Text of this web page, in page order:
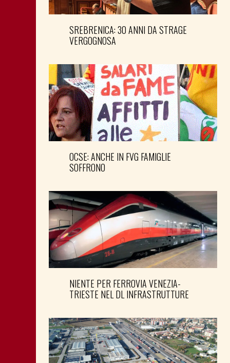
SREBRENICA: 30 ANNI DA STRAGE
VERGOGNOSA
OCSE: ANCHE IN FVG FAMIGLIE
SOFFRONO
NIENTE PER FERROVIA VENEZIA-
TRIESTE NEL DL INFRASTRUTTURE